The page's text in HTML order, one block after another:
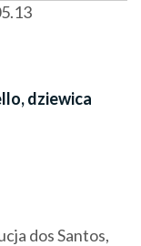
dziewica
dos Santos,